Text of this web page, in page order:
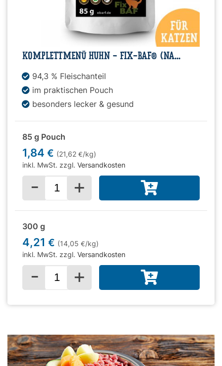
KOMPLETTMENÜ HUHN - FIX-BAF® (NA...
94,3 % Fleischanteil
im praktischen Pouch
besonders lecker & gesund
85 g Pouch
1,84 € (21,62 €/kg)
inkl. MwSt. zzgl. Versandkosten
- +
300 g
4,21 € (14,05 €/kg)
inkl. MwSt. zzgl. Versandkosten
- +